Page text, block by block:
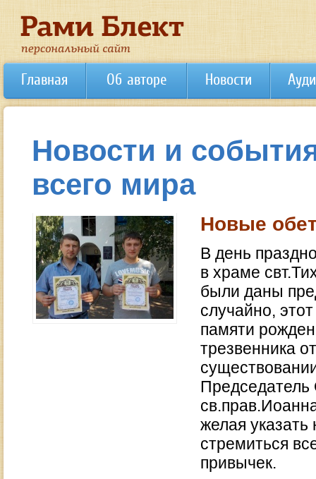
Главная Об авторе Новости
Новости и
всего мира
Новые
В день
в храме
были даны
случайно,
памяти
трезвенника
желая
стремиться
привычек.